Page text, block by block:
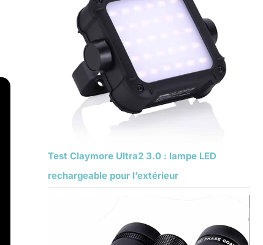
Test Claymore Ultra2 3.0 : lampe LED
rechargeable pour l’extérieur